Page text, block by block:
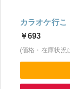
カラオケ行
￥693
(価格・在庫状況